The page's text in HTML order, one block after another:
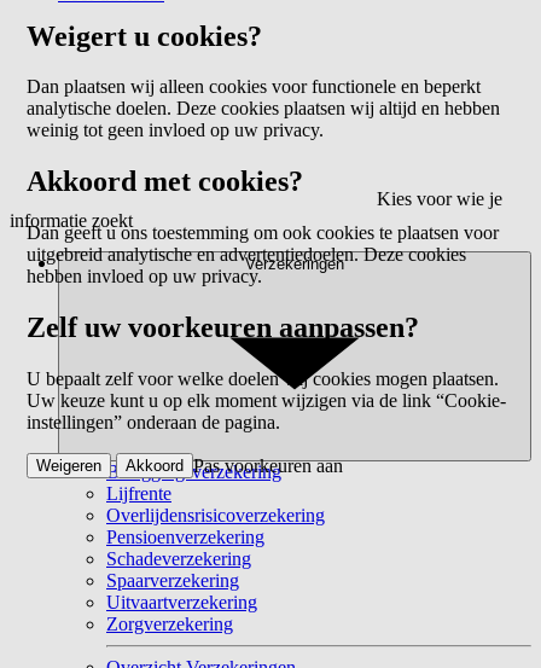
Kies voor wie je
informatie zoekt
Verzekeringen
Beleggingsverzekering
Lijfrente
Overlijdensrisicoverzekering
Pensioenverzekering
Schadeverzekering
Spaarverzekering
Uitvaartverzekering
Zorgverzekering
Weigert u cookies?
Dan plaatsen wij alleen cookies voor functionele en beperkt
analytische doelen. Deze cookies plaatsen wij altijd en hebben
weinig tot geen invloed op uw privacy.
Akkoord met cookies?
Dan geeft u ons toestemming om ook cookies te plaatsen voor
uitgebreid analytische en advertentiedoelen. Deze cookies
hebben invloed op uw privacy.
Zelf uw voorkeuren aanpassen?
U bepaalt zelf voor welke doelen wij cookies mogen plaatsen.
Uw keuze kunt u op elk moment wijzigen via de link “Cookie-
instellingen” onderaan de pagina.
Pas voorkeuren aan
Weigeren Akkoord